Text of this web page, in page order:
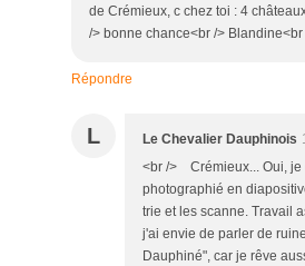
de Crémieux, c chez toi : 4
/> bonne chance<br /> Blandine<br
Répondre
L Le Chevalier Dauphinois
<br /> Crémieux... Oui, je
photographié en
trie et les scanne. Travail
j'ai envie de parler de
Dauphiné", car je rêve